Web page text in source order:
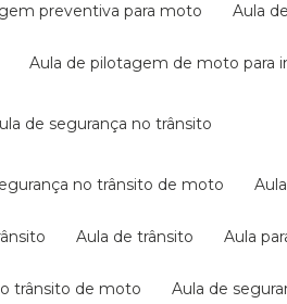
preventiva para moto aula
aula de pilotagem de moto para
aula de segurança no trânsito
no trânsito de moto
aula de trânsito aula
trânsito de moto aula de